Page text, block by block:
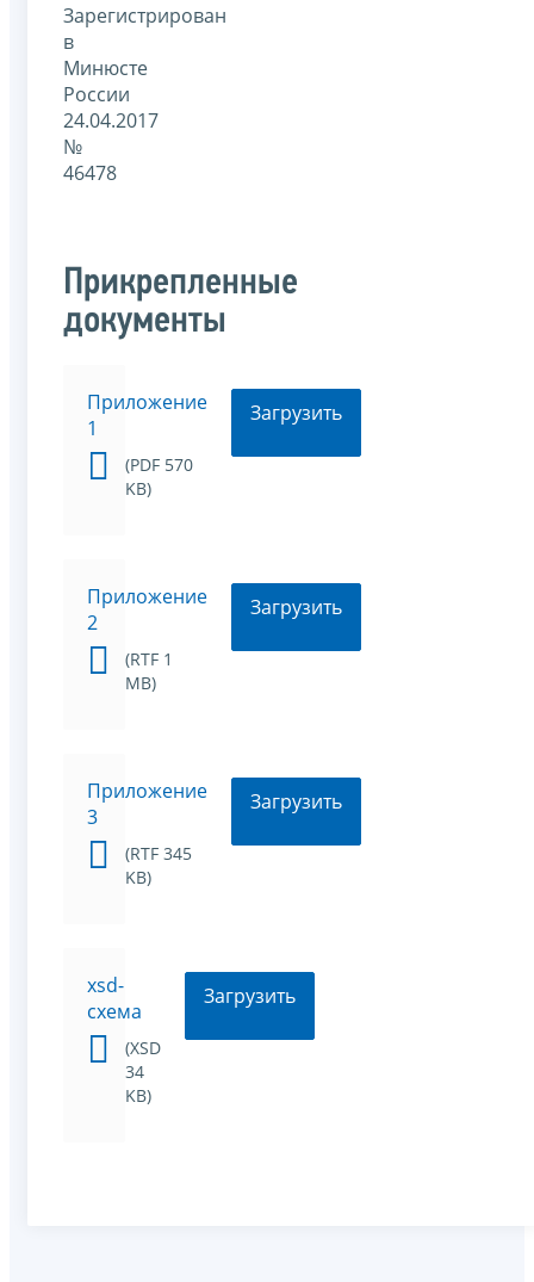
Зарегистрирован
в
Минюсте
России
24.04.2017
№
46478
Прикрепленные
документы
Приложение
1
(PDF 570
KB)
Загрузить
Приложение
2
(RTF 1
MB)
Загрузить
Приложение
3
(RTF 345
KB)
Загрузить
xsd-
схема
(XSD
34
KB)
Загрузить